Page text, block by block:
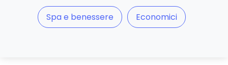
Spa e benessere Economici